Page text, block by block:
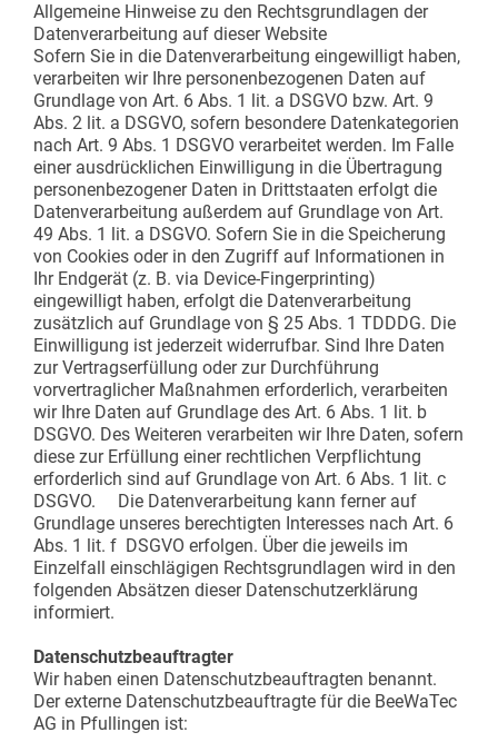
Allgemeine Hinweise zu den Rechtsgrundlagen der
Datenverarbeitung auf dieser Website
Sofern Sie in die Datenverarbeitung eingewilligt haben,
verarbeiten wir Ihre personenbezogenen Daten auf
Grundlage von Art. 6 Abs. 1 lit. a DSGVO bzw. Art. 9
Abs. 2 lit. a DSGVO, sofern besondere Datenkategorien
nach Art. 9 Abs. 1 DSGVO verarbeitet werden. Im Falle
einer ausdrücklichen Einwilligung in die Übertragung
personenbezogener Daten in Drittstaaten erfolgt die
Datenverarbeitung außerdem auf Grundlage von Art.
49 Abs. 1 lit. a DSGVO. Sofern Sie in die Speicherung
von Cookies oder in den Zugriff auf Informationen in
Ihr Endgerät (z. B. via Device-Fingerprinting)
eingewilligt haben, erfolgt die Datenverarbeitung
zusätzlich auf Grundlage von § 25 Abs. 1 TDDDG. Die
Einwilligung ist jederzeit widerrufbar. Sind Ihre Daten
zur Vertragserfüllung oder zur Durchführung
vorvertraglicher Maßnahmen erforderlich, verarbeiten
wir Ihre Daten auf Grundlage des Art. 6 Abs. 1 lit. b
DSGVO. Des Weiteren verarbeiten wir Ihre Daten, sofern
diese zur Erfüllung einer rechtlichen Verpflichtung
erforderlich sind auf Grundlage von Art. 6 Abs. 1 lit. c
DSGVO. Die Datenverarbeitung kann ferner auf
Grundlage unseres berechtigten Interesses nach Art. 6
Abs. 1 lit. f DSGVO erfolgen. Über die jeweils im
Einzelfall einschlägigen Rechtsgrundlagen wird in den
folgenden Absätzen dieser Datenschutzerklärung
informiert.
Datenschutzbeauftragter
Wir haben einen Datenschutzbeauftragten benannt.
Der externe Datenschutzbeauftragte für die BeeWaTec
AG in Pfullingen ist: